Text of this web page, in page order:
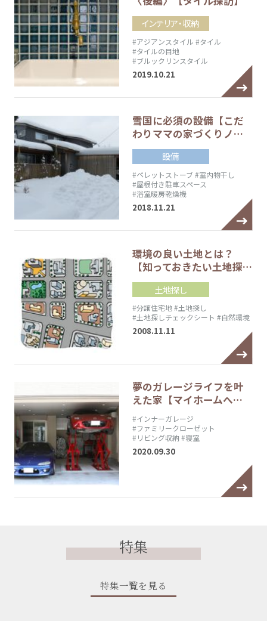
インテリア・収納
#アジアンスタイル #タイル
#タイルの目地
#ブルックリンスタイル
2019.10.21
雪国に必須の設備【こだ
わりママの家づくりノ…
設備
#ペレットストーブ#室内物干し
#屋根付き駐車スペース
#浴室暖房乾燥機
2018.11.21
環境の良い土地とは？
【知っておきたい土地探…
土地探し
#分譲住宅地#土地探し
#土地探しチェックシート #自然環境
2008.11.11
夢のガレージライフを叶
えた家【マイホームへ…
#インナーガレージ
#ファミリークローゼット
#リビング収納 #寝室
2020.09.30
特集
特集一覧を見る